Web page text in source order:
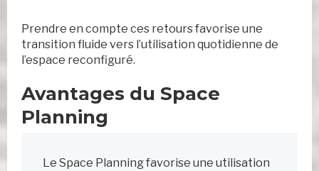
Prendre en compte ces retours favorise une
transition fluide vers l’utilisation quotidienne de
l’espace reconfiguré.
Avantages du Space
Planning
Le Space Planning favorise une utilisation